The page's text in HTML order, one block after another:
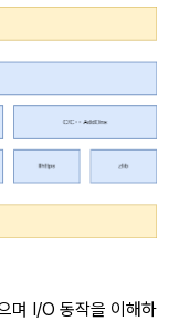
며 I/O 동작을 이해하